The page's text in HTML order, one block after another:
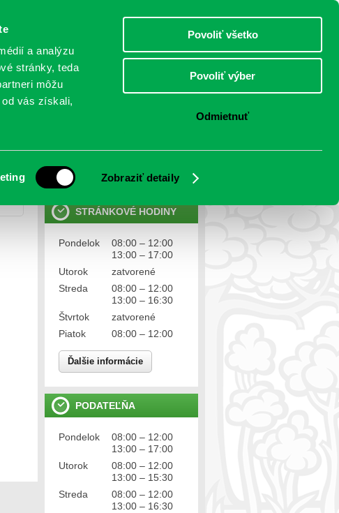
a analýzu
stránky, teda
môžu
vás získali,
Zobraziť detaily
Povoliť všetko
Povoliť výber
Odmietnuť
KONTO
KONTAKTY
Ochrana osobných údajov
STRÁNKOVÉ HODINY
Pondelok
08:00 – 12:00
13:00 – 17:00
Utorok
zatvorené
Streda
08:00 – 12:00
13:00 – 16:30
Štvrtok
zatvorené
Piatok
08:00 – 12:00
Ďalšie informácie
PODATEĽŇA
Pondelok
08:00 – 12:00
13:00 – 17:00
Utorok
08:00 – 12:00
13:00 – 15:30
Streda
08:00 – 12:00
13:00 – 16:30